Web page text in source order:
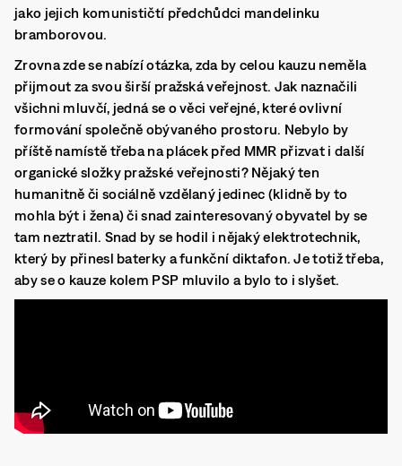
jako jejich komunističtí předchůdci mandelinku
bramborovou.
Zrovna zde se nabízí otázka, zda by celou kauzu neměla
přijmout za svou širší pražská veřejnost. Jak naznačili
všichni mluvčí, jedná se o věci veřejné, které ovlivní
formování společně obývaného prostoru. Nebylo by
příště namístě třeba na plácek před MMR přizvat i další
organické složky pražské veřejnosti? Nějaký ten
humanitně či sociálně vzdělaný jedinec (klidně by to
mohla být i žena) či snad zainteresovaný obyvatel by se
tam neztratil. Snad by se hodil i nějaký elektrotechnik,
který by přinesl baterky a funkční diktafon. Je totiž třeba,
aby se o kauze kolem PSP mluvilo a bylo to i slyšet.